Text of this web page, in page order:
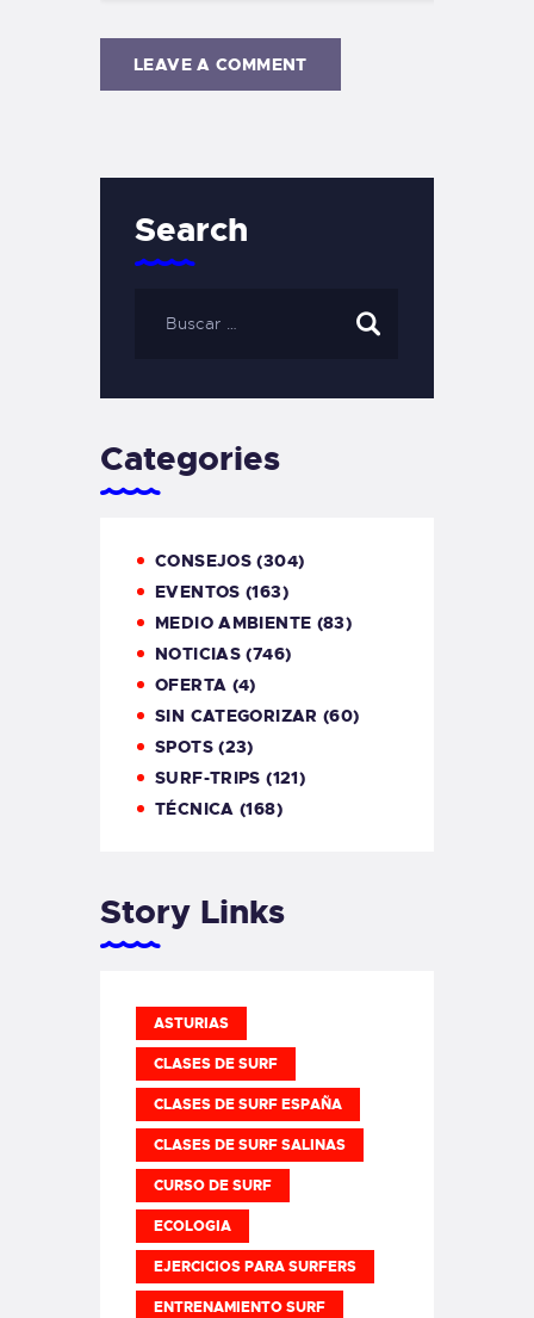
Search
Categories
CONSEJOS (304)
EVENTOS (163)
MEDIO AMBIENTE (83)
NOTICIAS (746)
OFERTA (4)
SIN CATEGORIZAR (60)
SPOTS(23)
SURF-TRIPS (121)
TÉCNICA (168)
Story Links
ASTURIAS
CLASES DE SURF
CLASES DE SURF ESPAÑA
CLASES DE SURF SALINAS
CURSO DE SURF
ECOLOGIA
EJERCICIOS PARA SURFERS
ENTRENAMIENTO SURF